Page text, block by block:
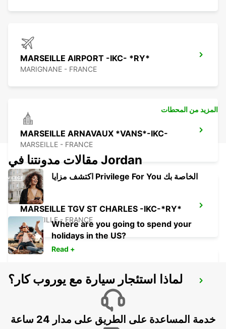
MARSEILLE AIRPORT -IKC- *RY*
MARIGNANE - FRANCE
MARSEILLE ARNAVAUX *VANS*-IKC-
MARSEILLE - FRANCE
MARSEILLE TGV ST CHARLES -IKC-*RY*
MARSEILLE - FRANCE
MARSEILLE PRADO VANS -IKC-
المزيد من المحطات
مقالات مدونتنا في Jordan
اكتشف مزايا Privilege For You الخاصة بك
Where are you going to spend your
holidays in the US?
Read +
لماذا استئجار سيارة مع يوروب كار؟
خدمة المساعدة على الطريق على مدار 24 ساعة